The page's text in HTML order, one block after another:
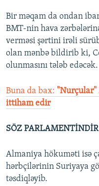
Bir məqam da ondan
BMT-nin hava
verməsi şərtini irəli
olan mənbə bildirib ki,
olunmasını tələb edəcək.
Buna da bax: "Nurçular"
ittiham edir
SÖZ PARLAMENTİNDİR
Almaniya hökuməti isə
hərbçilərinin Suriyaya
təsdiqləyib.